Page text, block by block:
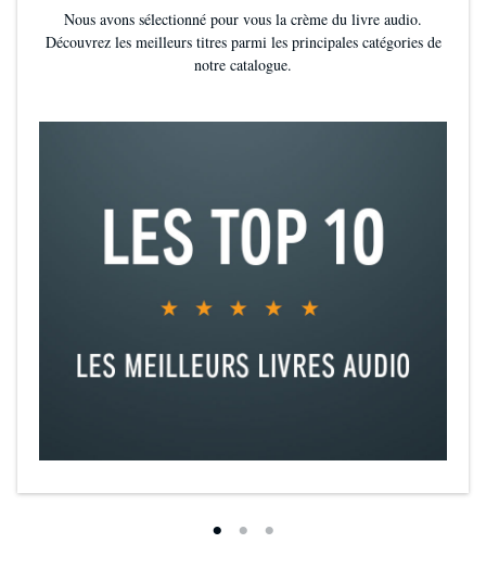
Nous avons sélectionné pour vous la crème du livre audio.
Découvrez les meilleurs titres parmi les principales catégories de
notre catalogue.